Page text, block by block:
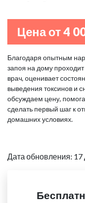
Цена от 4
Благодаря опытным
запоя на дому
врач, оценивает
выведения токсинов и
обсуждаем цену,
сделать первый шаг к
домашних условиях.
Дата обновления: